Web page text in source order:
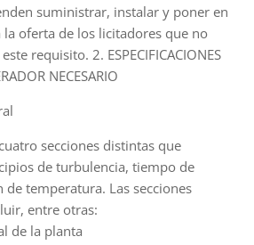
suministrar, instalar y poner en
la oferta de los licitadores que no
requisito. 2. ESPECIFICACIONES
NECESARIO
secciones distintas que
de turbulencia, tiempo de
de temperatura. Las secciones
entre otras:
de la planta